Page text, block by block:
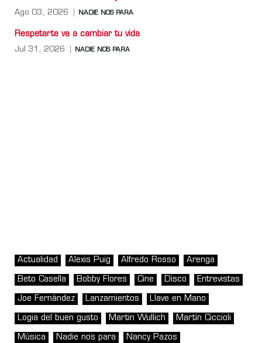
Ago 03, 2026 NADIE NOS PARA
Respetarte va a cambiar tu vida
Jul 31, 2026 NADIE NOS PARA
Actualidad Alexis Puig Alfredo Rosso Arenga
Beto Casella Bobby Flores Cine Disco Entrevistas
Joe Fernández Lanzamientos Llave en Mano
Logia del buen gusto Martin Wullich Martín Ciccioli
Música Nadie nos para Nancy Pazos